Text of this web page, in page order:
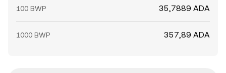
100 BWP 35,7889 ADA
1000 BWP 357,89 ADA